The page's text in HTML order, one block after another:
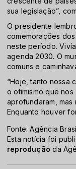
sua legislação”,
O presidente
comemorações
neste período.
agenda 2030. O
comuns e
“Hoje, tanto nossa
o otimismo que
aprofundaram, mas
Enquanto houver
Fonte: Agência
Esta notícia foi
reprodução da